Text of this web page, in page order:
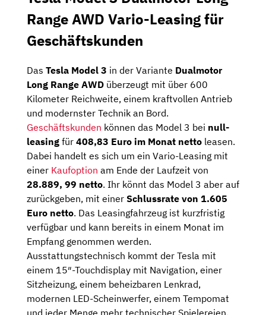
Range AWD Vario-Leasing für
Geschäftskunden
Das Tesla Model 3 in der Variante Dualmotor
Long Range AWD überzeugt mit über 600
Kilometer Reichweite, einem kraftvollen Antrieb
und modernster Technik an Bord.
Geschäftskunden können das Model 3 bei null-
leasing für 408,83 Euro im Monat netto leasen.
Dabei handelt es sich um ein Vario-Leasing mit
einer Kaufoption am Ende der Laufzeit von
28.889, 99 netto. Ihr könnt das Model 3 aber auf
zurückgeben, mit einer Schlussrate von 1.605
Euro netto. Das Leasingfahrzeug ist kurzfristig
verfügbar und kann bereits in einem Monat im
Empfang genommen werden.
Ausstattungstechnisch kommt der Tesla mit
einem 15″-Touchdisplay mit Navigation, einer
Sitzheizung, einem beheizbaren Lenkrad,
modernen LED-Scheinwerfer, einem Tempomat
und jeder Menge mehr technischer Spielereien.